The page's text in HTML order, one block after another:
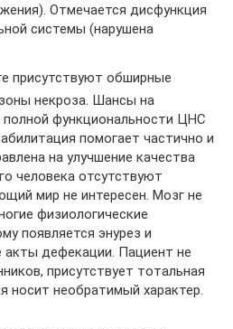
Отмечается дисфункция
системы (нарушена
присутствуют обширные
некроза. Шансы на
полной функциональности ЦНС
помогает частично и
на улучшение качества
человека отсутствуют
мир не интересен. Мозг не
физиологические
появляется энурез и
акты дефекации. Пациент не
присутствует тотальная
носит необратимый характер.